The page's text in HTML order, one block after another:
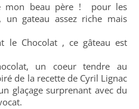
mon beau père ! pour les
gateau assez riche mais
le Chocolat , ce gâteau est
un coeur tendre au
de la recette de Cyril Lignac
glaçage surprenant avec du